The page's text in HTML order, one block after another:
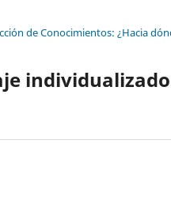
de Conocimientos: ¿Hacia